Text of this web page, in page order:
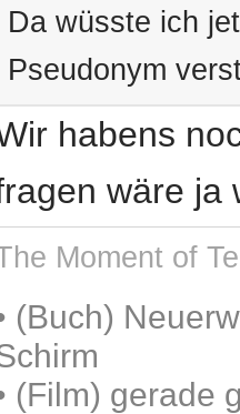
Da wüsste ich
Pseudonym
habens
wäre ja
Moment of
(Buch)
(Film) gerade